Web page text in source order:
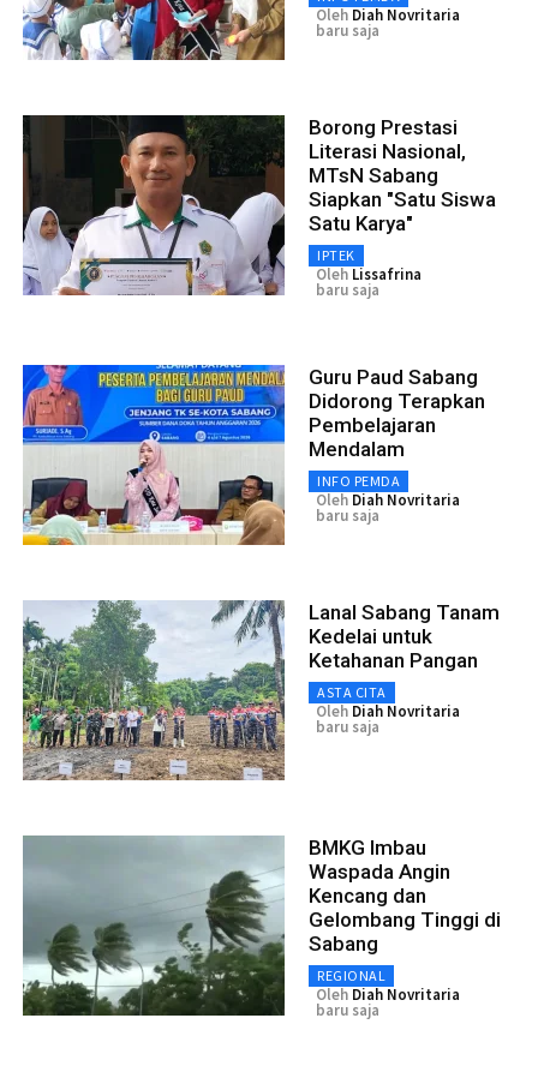
Oleh Diah Novritaria
baru saja
Borong Prestasi
Literasi Nasional,
MTsN Sabang
Siapkan "Satu Siswa
Satu Karya"
IPTEK
Oleh Lissafrina
baru saja
Guru Paud Sabang
Didorong Terapkan
Pembelajaran
Mendalam
INFO PEMDA
Oleh Diah Novritaria
baru saja
Lanal Sabang Tanam
Kedelai untuk
Ketahanan Pangan
ASTA CITA
Oleh Diah Novritaria
baru saja
BMKG Imbau
Waspada Angin
Kencang dan
Gelombang Tinggi di
Sabang
REGIONAL
Oleh Diah Novritaria
baru saja